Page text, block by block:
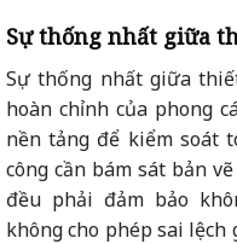
Sự thống nhất giữa
Sự thống nhất giữa
hoàn chỉnh của phong
nền tảng để kiểm soát
công cần bám sát bản
đều phải đảm bảo
không cho phép sai